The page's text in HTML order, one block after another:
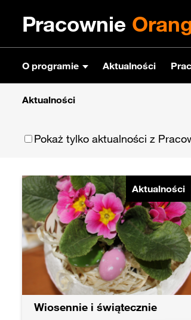
Pracownie
O programie Aktualności
Aktualności
Pokaż tylko aktualności z
Aktualności
Wiosennie i świątecznie